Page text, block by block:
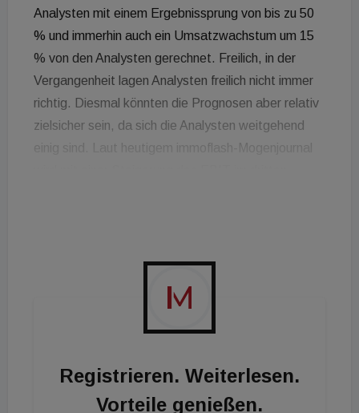
Analysten mit einem Ergebnissprung von bis zu 50
% und immerhin auch ein Umsatzwachstum um 15
% von den Analysten gerechnet. Freilich, in der
Vergangenheit lagen Analysten freilich nicht immer
richtig. Diesmal könnten die Prognosen aber relativ
zielsicher sein, da sich die Analysten weitgehend
einig sind. Laut heutigem immoflash-Mogenjournal
einem Fünftel in die Höhe schnellen.
Registrieren. Weiterlesen.
Vorteile genießen.